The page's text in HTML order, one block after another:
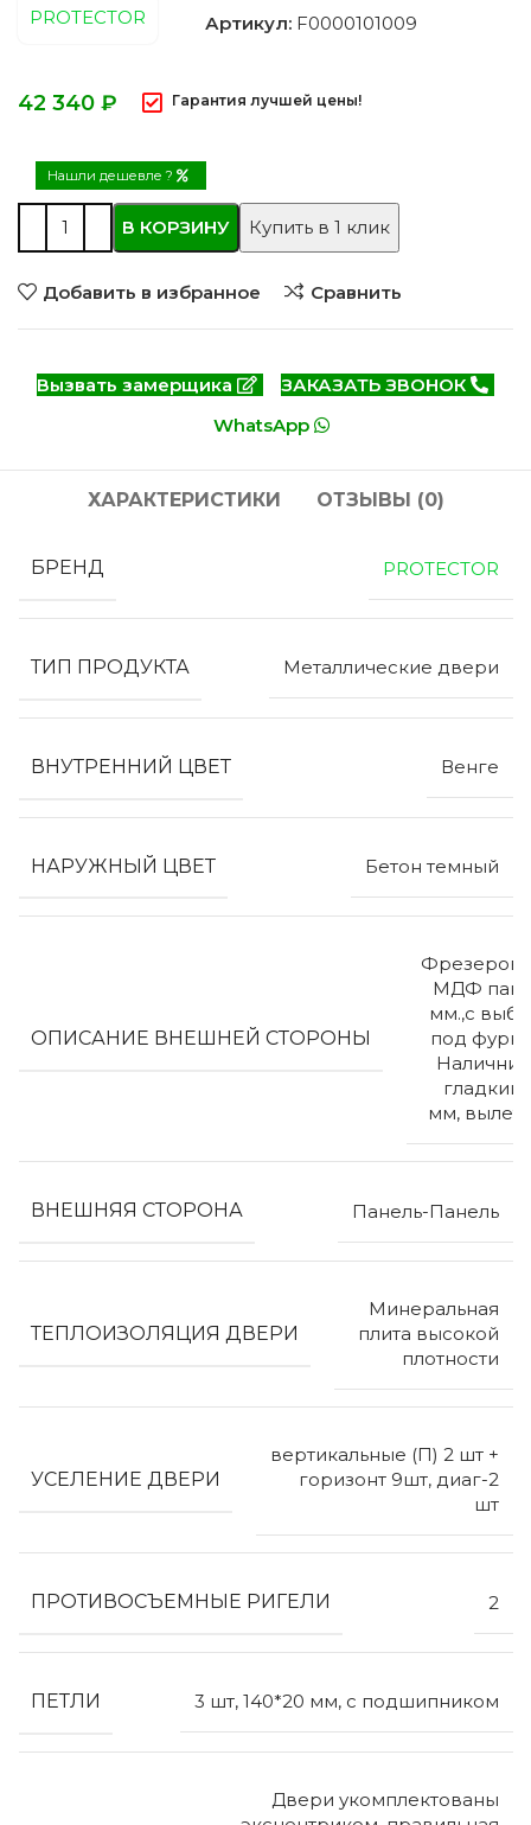
PROTECTOR Артикул: F0000101009
₽ Гарантия лучшей цены!
Нашли дешевле ?
В КОРЗИНУ Купить в 1 клик
Добавить в избранное Сравнить
Вызвать замерщика
ЗАКАЗАТЬ ЗВОНОК
WhatsApp
ХАРАКТЕРИСТИКИ ОТЗЫВЫ (0)
БРЕНД PROTECTOR
ТИП ПРОДУКТА Металлические двери
ВНУТРЕННИЙ ЦВЕТ Венге
НАРУЖНЫЙ ЦВЕТ Бетон темный
ОПИСАНИЕ ВНЕШНЕЙ СТОРОНЫ
МДФ
мм.,с
под
гладкий
мм, вылет
ВНЕШНЯЯ СТОРОНА Панель-Панель
ТЕПЛОИЗОЛЯЦИЯ ДВЕРИ
Минеральная
плита высокой
плотности
УСЕЛЕНИЕ ДВЕРИ
вертикальные (П) 2 шт +
горизонт 9шт, диаг-2
шт
ПРОТИВОСЪЕМНЫЕ РИГЕЛИ 2
ПЕТЛИ 3 шт, 140*20 мм, с подшипником
Двери укомплектованы